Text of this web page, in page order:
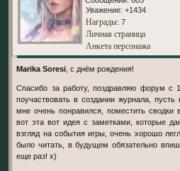
Уважение: +1434
Награды: 7
Личная страница
Анкета персонажа
Marika Soresi , с днём рождения!
Спасибо за работу, поздравляю форум с
поучаствовать в создании журнала,
мне очень понравился, поместить сводки
вот эта вот идея с заметками, которые
взгляд на события игры, очень хорошо
было читать, в будущем обязательно
еще раз! х)